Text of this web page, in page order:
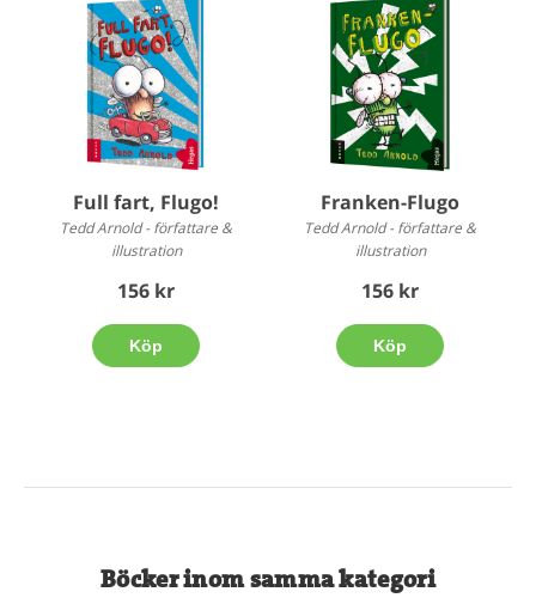
Full fart, Flugo!
Tedd Arnold - författare &
illustration
156 kr
Köp
Franken-Flugo
Tedd Arnold - författare &
illustration
156 kr
Köp
Böcker inom samma kategori